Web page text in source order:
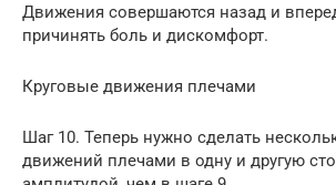
Движения совершаются назад и
причинять боль и дискомфорт.
Круговые движения плечами
Шаг 10. Теперь нужно сделать
движений плечами в одну и другую